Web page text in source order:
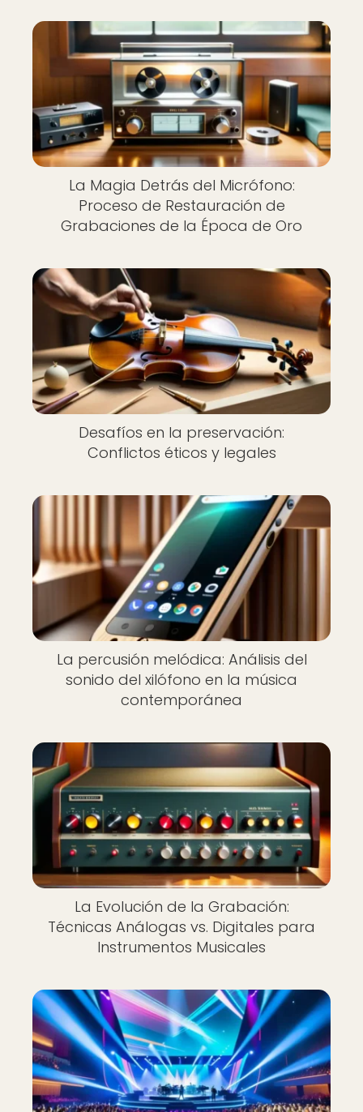
La Magia Detrás del Micrófono:
Proceso de Restauración de
Grabaciones de la Época de Oro
Desafíos en la preservación:
Conflictos éticos y legales
La percusión melódica: Análisis del
sonido del xilófono en la música
contemporánea
La Evolución de la Grabación:
Técnicas Análogas vs. Digitales para
Instrumentos Musicales